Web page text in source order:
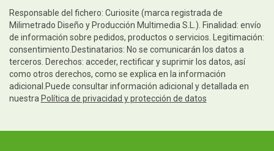
Responsable del fichero: Curiosite (marca registrada de
Milimetrado Diseño y Producción Multimedia S.L.). Finalidad: envío
de información sobre pedidos, productos o servicios. Legitimación:
consentimiento.Destinatarios: No se comunicarán los datos a
terceros. Derechos: acceder, rectificar y suprimir los datos, así
como otros derechos, como se explica en la información
adicional.Puede consultar información adicional y detallada en
nuestra Política de privacidad y protección de datos